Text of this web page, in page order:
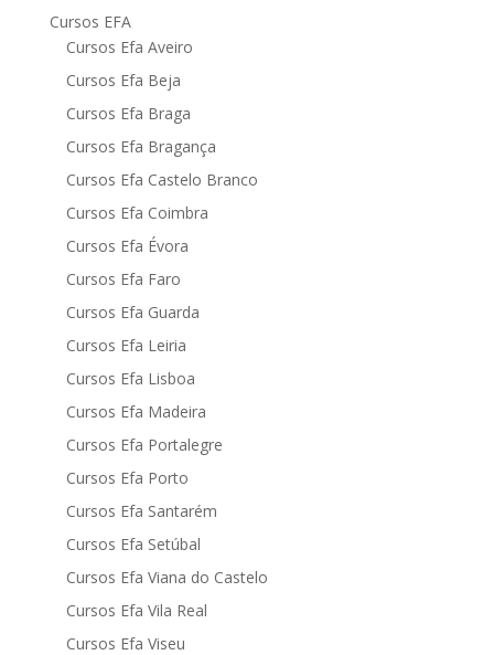
Cursos EFA
Cursos Efa Aveiro
Cursos Efa Beja
Cursos Efa Braga
Cursos Efa Bragança
Cursos Efa Castelo Branco
Cursos Efa Coimbra
Cursos Efa Évora
Cursos Efa Faro
Cursos Efa Guarda
Cursos Efa Leiria
Cursos Efa Lisboa
Cursos Efa Madeira
Cursos Efa Portalegre
Cursos Efa Porto
Cursos Efa Santarém
Cursos Efa Setúbal
Cursos Efa Viana do Castelo
Cursos Efa Vila Real
Cursos Efa Viseu